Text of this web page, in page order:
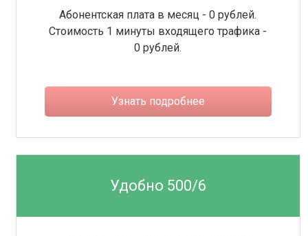
Абонентская плата в месяц - 0 рублей.
Стоимость 1 минуты входящего трафика -
0 рублей.
Узнать подробнее
Удобно 500/6